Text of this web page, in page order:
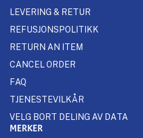
LEVERING & RETUR
REFUSJONSPOLITIKK
RETURN AN ITEM
CANCEL ORDER
FAQ
TJENESTEVILKÅR
VELG BORT DELING AV DATA
MERKER